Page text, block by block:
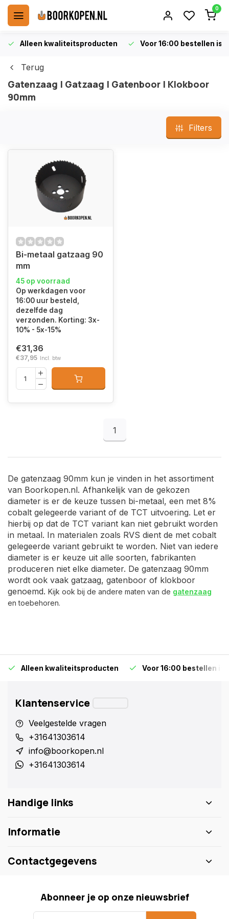
0
Alleen kwaliteitsproducten Voor 16:00 bestellen is
Terug
Gatenzaag | Gatzaag | Gatenboor | Klokboor
90mm
Filters
Bi-metaal gatzaag 90
mm
45 op voorraad
Op werkdagen voor
16:00 uur besteld,
dezelfde dag
verzonden. Korting: 3x-
10% - 5x-15%
€31,36
€37,95 Incl. btw
1
De gatenzaag 90mm kun je vinden in het assortiment
van Boorkopen.nl. Afhankelijk van de gekozen
diameter is er de keuze tussen bi-metaal, een met 8%
cobalt gelegeerde variant of de TCT uitvoering. Let er
hierbij op dat de TCT variant kan niet gebruikt worden
in metaal. In materialen zoals RVS dient de met cobalt
gelegeerde variant gebruikt te worden. Niet van iedere
diameter is er keuze uit alle soorten, fabrikanten
produceren niet elke diameter. De gatenzaag 90mm
wordt ook vaak gatzaag, gatenboor of klokboor
genoemd. Kijk ook bij de andere maten van de gatenzaag
en toebehoren.
Alleen kwaliteitsproducten Voor 16:00 bestellen is
Klantenservice
Veelgestelde vragen
+31641303614
info@boorkopen.nl
+31641303614
Handige links
Informatie
Contactgegevens
Abonneer je op onze nieuwsbrief